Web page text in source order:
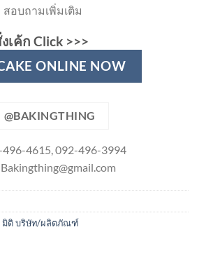
สอบถามเพิ่มเติม
เค้ก Click >>>
ONLINE NOW
@BAKINGTHING
496-4615, 092-496-3994
Bakingthing@gmail.com
มิติ บริษัท/ผลิตภัณฑ์